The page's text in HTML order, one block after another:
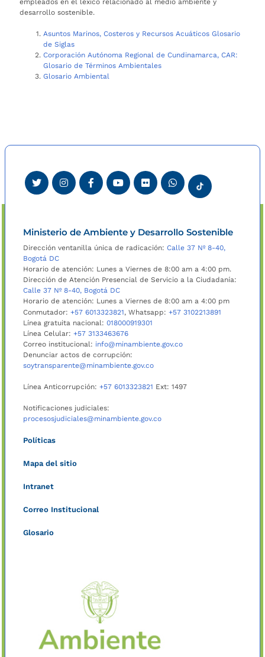
empleados en el léxico relacionado al medio ambiente y
desarrollo sostenible.
Asuntos Marinos, Costeros y Recursos Acuáticos Glosario
de Siglas
Corporación Autónoma Regional de Cundinamarca, CAR:
Glosario de Términos Ambientales
Glosario Ambiental
Ministerio de Ambiente y Desarrollo Sostenible
Dirección ventanilla única de radicación: Calle 37 Nº 8-40,
Bogotá DC
Horario de atención: Lunes a Viernes de 8:00 am a 4:00 pm.
Dirección de Atención Presencial de Servicio a la Ciudadanía:
Calle 37 Nº 8-40, Bogotá DC
Horario de atención: Lunes a Viernes de 8:00 am a 4:00 pm
Conmutador: +57 6013323821, Whatsapp: +57 3102213891
Línea gratuita nacional: 018000919301
Línea Celular: +57 3133463676
Correo institucional: info@minambiente.gov.co
Denunciar actos de corrupción:
soytransparente@minambiente.gov.co
Línea Anticorrupción: +57 6013323821 Ext: 1497
Notificaciones judiciales:
procesosjudiciales@minambiente.gov.co
Políticas
Mapa del sitio
Intranet
Correo Institucional
Glosario